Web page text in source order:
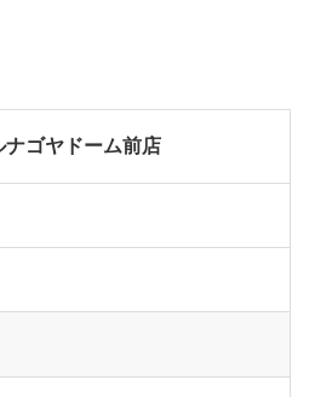
ゴヤドーム前店